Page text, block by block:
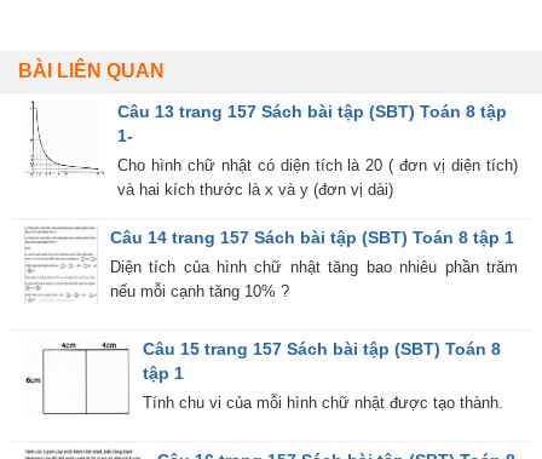
BÀI LIÊN QUAN
Câu 13 trang 157 Sách bài tập (SBT) Toán 8 tập
1-
Cho hình chữ nhật có diện tích là 20 ( đơn vị diện tích)
và hai kích thước là x và y (đơn vị dài)
Câu 14 trang 157 Sách bài tập (SBT) Toán 8 tập 1
Diện tích của hình chữ nhật tăng bao nhiêu phần trăm
nếu mỗi cạnh tăng 10% ?
Câu 15 trang 157 Sách bài tập (SBT) Toán 8
tập 1
Tính chu vi của mỗi hình chữ nhật được tạo thành.